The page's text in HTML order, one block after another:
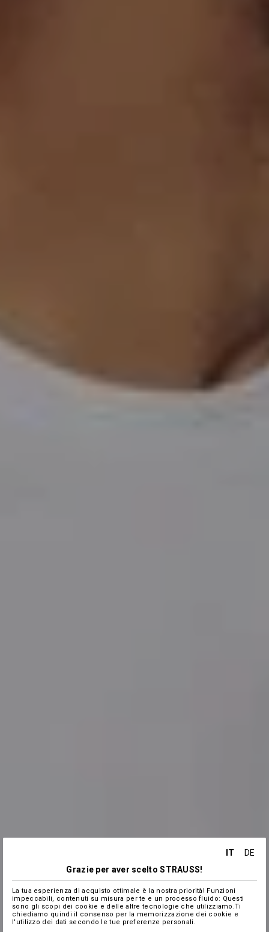
IT
DE
Grazie per aver scelto STRAUSS!
La tua esperienza di acquisto ottimale è la nostra priorità! Funzioni
impeccabili, contenuti su misura per te e un processo fluido: Questi
sono gli scopi dei cookie e delle altre tecnologie che utilizziamo.Ti
chiediamo quindi il consenso per la memorizzazione dei cookie e
l'utilizzo dei dati secondo le tue preferenze personali.